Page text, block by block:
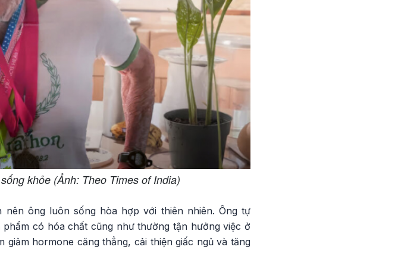
khỏe (Ảnh: Theo Times of India)
ông luôn sống hòa hợp với thiên nhiên. Ông tự
có hóa chất cũng như thường tận hưởng việc ở
hormone căng thẳng, cải thiện giấc ngủ và tăng